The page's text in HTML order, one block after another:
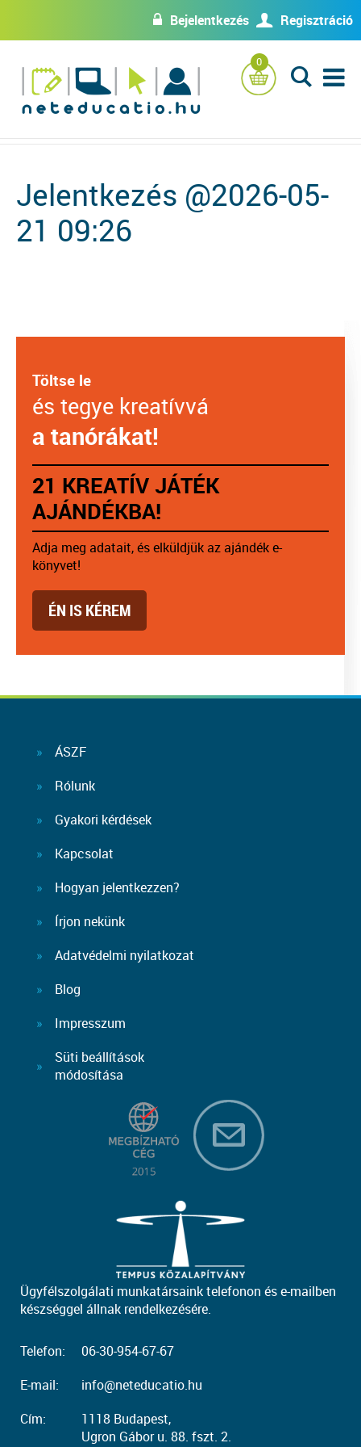
w Bejelentkezés U Regisztráció
0
L
Jelentkezés @2026-05-
21 09:26
Töltse le
és tegye kreatívvá
a tanórákat!
21 KREATÍV JÁTÉK
AJÁNDÉKBA!
Adja meg adatait, és elküldjük az ajándék e-
könyvet!
ÉN IS KÉREM
ÁSZF
Rólunk
Gyakori kérdések
Kapcsolat
Hogyan jelentkezzen?
Írjon nekünk
Adatvédelmi nyilatkozat
Blog
Impresszum
Süti beállítások
módosítása
Ügyfélszolgálati munkatársaink telefonon és e-mailben
készséggel állnak rendelkezésére.
Telefon:
06-30-954-67-67
E-mail:
info@neteducatio.hu
Cím:
1118 Budapest,
Ugron Gábor u. 88. fszt. 2.